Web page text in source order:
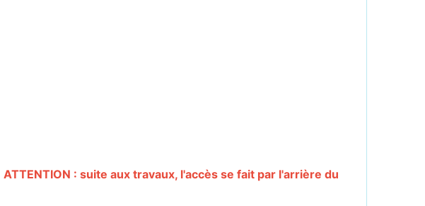
ATTENTION : suite aux travaux, l'accès se fait par l'arrière du